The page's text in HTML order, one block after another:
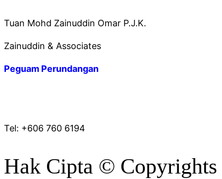
Tuan Mohd Zainuddin Omar P.J.K.
Zainuddin & Associates
Peguam Perundangan
Tel: +606 760 6194
Hak Cipta © Copyrights